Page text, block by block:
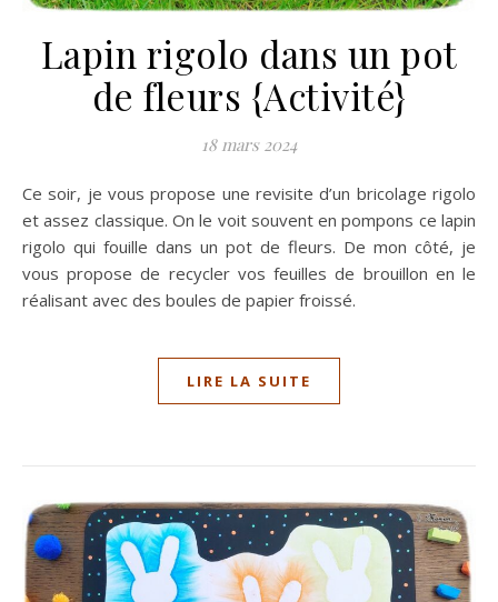
Lapin rigolo dans un pot
de fleurs {Activité}
18 mars 2024
Ce soir, je vous propose une revisite d’un bricolage rigolo
et assez classique. On le voit souvent en pompons ce lapin
rigolo qui fouille dans un pot de fleurs. De mon côté, je
vous propose de recycler vos feuilles de brouillon en le
réalisant avec des boules de papier froissé.
LIRE LA SUITE